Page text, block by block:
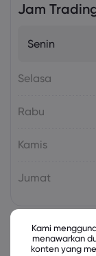
Jam
Senin
Selasa
Rabu
Kamis
Jumat
Instrumen
Kami
menawarkan
konten yang